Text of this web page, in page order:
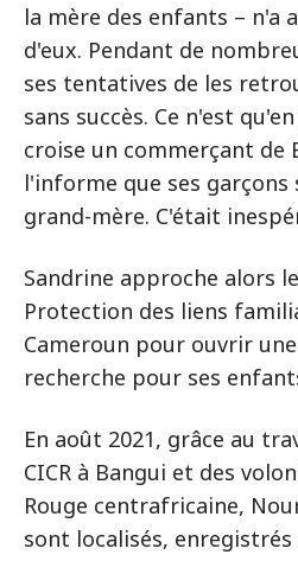
la mère des enfants – n'a
d'eux. Pendant de
ses tentatives de les
sans succès. Ce n'est
croise un commerçant de
l'informe que ses garçons
grand-mère. C'était
Sandrine approche alors
Protection des liens
Cameroun pour ouvrir
recherche pour ses
En août 2021, grâce au
CICR à Bangui et des
Rouge centrafricaine,
sont localisés,